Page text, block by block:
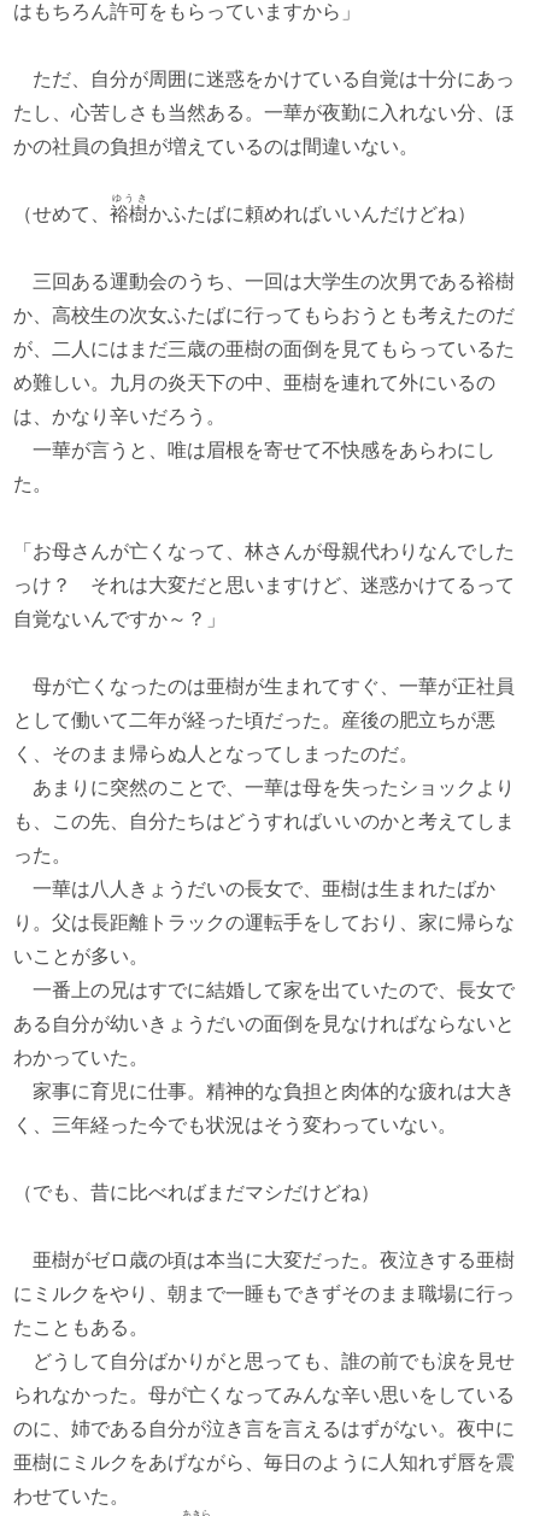
はもちろん許可をもらっていますから」
ただ、自分が周囲に迷惑をかけている自覚は十分にあっ
たし、心苦しさも当然ある。一華が夜勤に入れない分、ほ
かの社員の負担が増えているのは間違いない。
（せめて、裕樹
ゆうき
かふたばに頼めればいいんだけどね）
三回ある運動会のうち、一回は大学生の次男である裕樹
か、高校生の次女ふたばに行ってもらおうとも考えたのだ
が、二人にはまだ三歳の亜樹の面倒を見てもらっているた
め難しい。九月の炎天下の中、亜樹を連れて外にいるの
は、かなり辛いだろう。
一華が言うと、唯は眉根を寄せて不快感をあらわにし
た。
「お母さんが亡くなって、林さんが母親代わりなんでした
っけ？ それは大変だと思いますけど、迷惑かけてるって
自覚ないんですか～？」
母が亡くなったのは亜樹が生まれてすぐ、一華が正社員
として働いて二年が経った頃だった。産後の肥立ちが悪
く、そのまま帰らぬ人となってしまったのだ。
あまりに突然のことで、一華は母を失ったショックより
も、この先、自分たちはどうすればいいのかと考えてしま
った。
一華は八人きょうだいの長女で、亜樹は生まれたばか
り。父は長距離トラックの運転手をしており、家に帰らな
いことが多い。
一番上の兄はすでに結婚して家を出ていたので、長女で
ある自分が幼いきょうだいの面倒を見なければならないと
わかっていた。
家事に育児に仕事。精神的な負担と肉体的な疲れは大き
く、三年経った今でも状況はそう変わっていない。
（でも、昔に比べればまだマシだけどね）
亜樹がゼロ歳の頃は本当に大変だった。夜泣きする亜樹
にミルクをやり、朝まで一睡もできずそのまま職場に行っ
たこともある。
どうして自分ばかりがと思っても、誰の前でも涙を見せ
られなかった。母が亡くなってみんな辛い思いをしている
のに、姉である自分が泣き言を言えるはずがない。夜中に
亜樹にミルクをあげながら、毎日のように人知れず唇を震
わせていた。